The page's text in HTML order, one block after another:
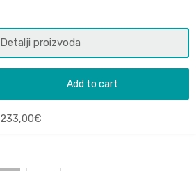
Detalji proizvoda
Add to cart
233,00€